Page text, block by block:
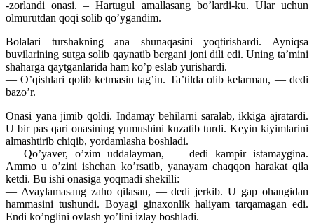
-zorlandi onasi. – Hartugul amallasang bo’lardi-ku. Ular uchun
olmurutdan qoqi solib qo’ygandim.
Bolalari turshakning ana shunaqasini yoqtirishardi. Ayniqsa
buvilarining sutga solib qaynatib bergani joni dili edi. Uning ta’mini
shaharga qaytganlarida ham ko’p eslab yurishardi.
— O’qishlari qolib ketmasin tag’in. Ta’tilda olib kelarman, — dedi
bazo’r.
Onasi yana jimib qoldi. Indamay behilarni saralab, ikkiga ajratardi.
U bir pas qari onasining yumushini kuzatib turdi. Keyin kiyimlarini
almashtirib chiqib, yordamlasha boshladi.
— Qo’yaver, o’zim uddalayman, — dedi kampir istamaygina.
Ammo u o’zini ishchan ko’rsatib, yanayam chaqqon harakat qila
ketdi. Bu ishi onasiga yoqmadi shekilli:
— Avaylamasang zaho qilasan, — dedi jerkib. U gap ohangidan
hammasini tushundi. Boyagi ginaxonlik haliyam tarqamagan edi.
Endi ko’nglini ovlash yo’lini izlay boshladi.